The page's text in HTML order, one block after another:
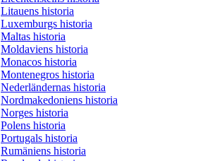
Litauens historia
Luxemburgs historia
Maltas historia
Moldaviens historia
Monacos historia
Montenegros historia
Nederländernas historia
Nordmakedoniens historia
Norges historia
Polens historia
Portugals historia
Rumäniens historia